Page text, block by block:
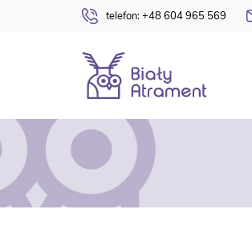
telefon: +48 604 965 569